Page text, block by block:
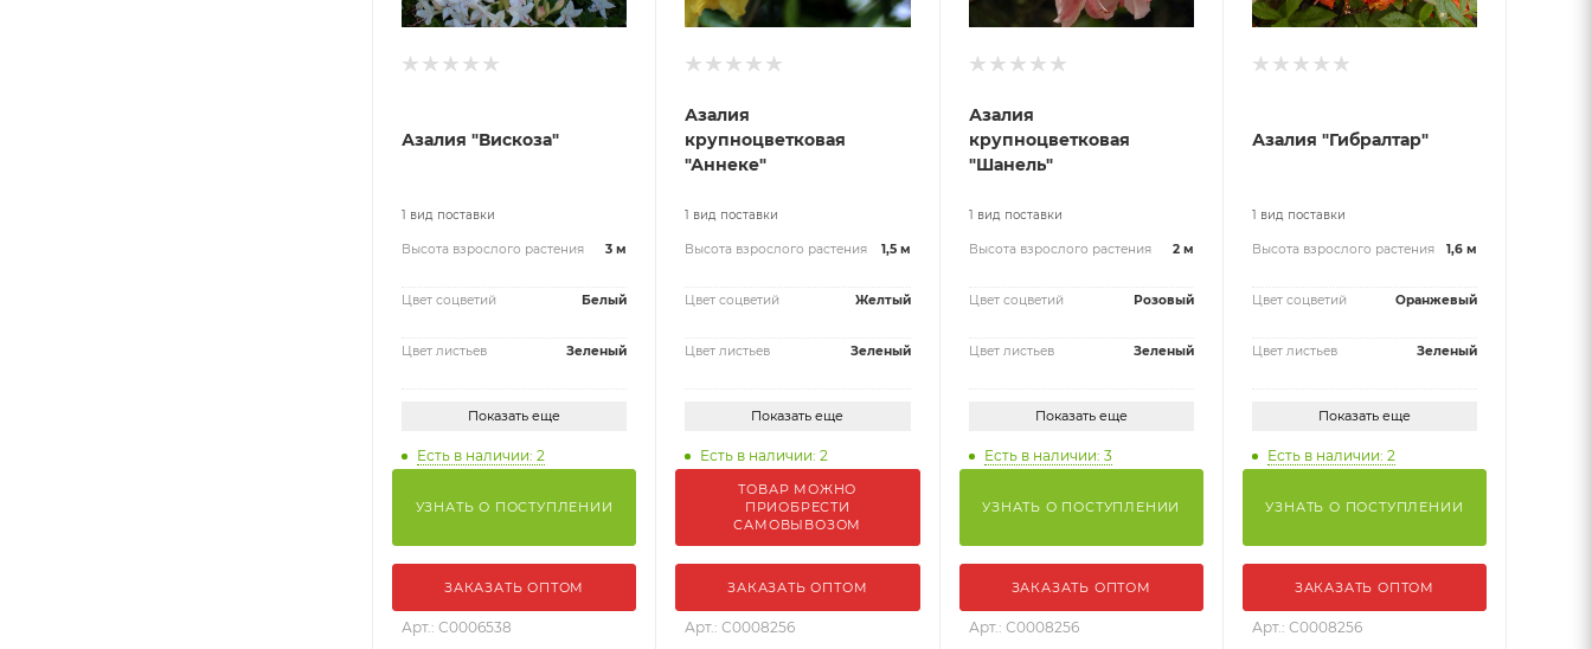
Азалия "Вискоза"
1 вид поставки
Высота взрослого растения 3 м
Цвет соцветий Белый
Цвет листьев Зеленый
Показать еще
Есть в наличии: 2
УЗНАТЬ О ПОСТУПЛЕНИИ
ЗАКАЗАТЬ ОПТОМ
Арт.: С0006538
Азалия
крупноцветковая
"Аннеке"
1 вид поставки
Высота взрослого растения 1,5 м
Цвет соцветий Желтый
Цвет листьев Зеленый
Показать еще
Есть в наличии: 2
ТОВАР МОЖНО
ПРИОБРЕСТИ
САМОВЫВОЗОМ
ЗАКАЗАТЬ ОПТОМ
Арт.: С0008256
Азалия
крупноцветковая
"Шанель"
1 вид поставки
Высота взрослого растения 2 м
Цвет соцветий Розовый
Цвет листьев Зеленый
Показать еще
Есть в наличии: 3
УЗНАТЬ О ПОСТУПЛЕНИИ
ЗАКАЗАТЬ ОПТОМ
Арт.: С0008256
Азалия "Гибралтар"
1 вид поставки
Высота взрослого растения 1,6 м
Цвет соцветий Оранжевый
Цвет листьев Зеленый
Показать еще
Есть в наличии: 2
УЗНАТЬ О ПОСТУПЛЕНИИ
ЗАКАЗАТЬ ОПТОМ
Арт.: С0008256